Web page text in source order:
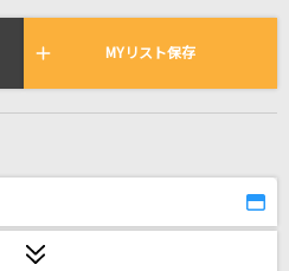
われている曲の一覧
MYリスト保存